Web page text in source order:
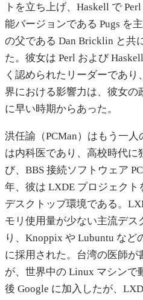
トを立ち上げ、Haskell で
能バージョンである Pugs を
の父である Dan Bricklin と共
た。彼女は Perl および
く認められたリーダーであ
界における影響力は、彼女の
に早い時期からあった。
洪任諭（PCMan）はもう一
は内科医であり、高校時代に
び、BBS 接続ソフトウェア
年、彼は LXDE プロジェク
デスクトップ環境である。
モリ使用量が少ない主流デス
り、Knoppix や Lubuntu な
に採用された。台湾の医師が
が、世界中の Linux マシンで
後 Google に加入したが、